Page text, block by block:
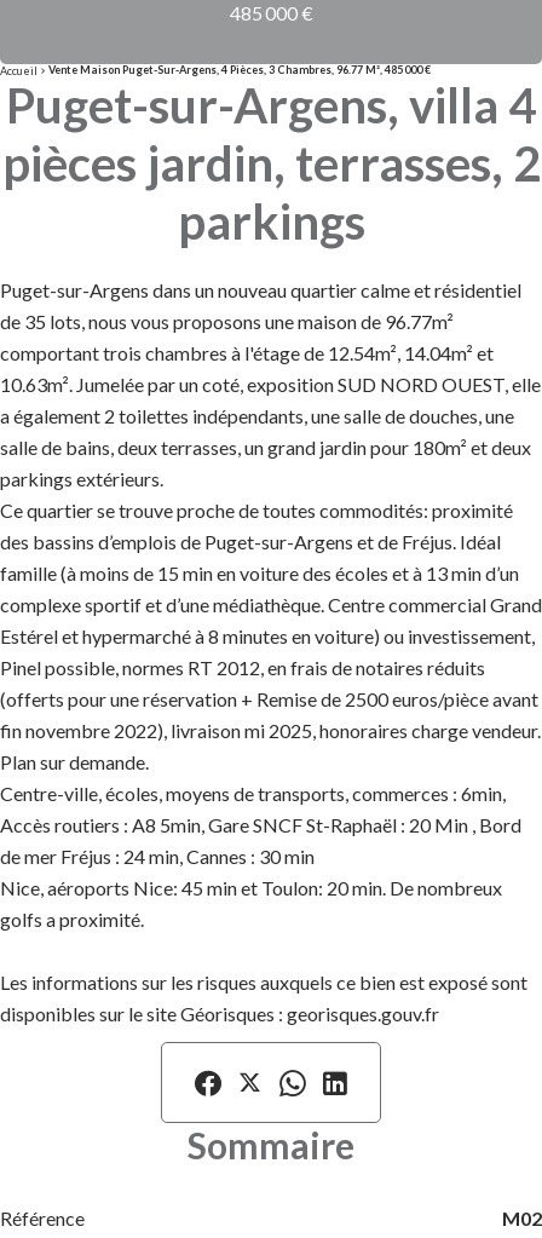
485 000 €
Accueil Vente Maison Puget-Sur-Argens, 4 Pièces, 3 Chambres, 96.77 M², 485 000 €
Puget-sur-Argens, villa 4
pièces jardin, terrasses, 2
parkings
Puget-sur-Argens dans un nouveau quartier calme et résidentiel
de 35 lots, nous vous proposons une maison de 96.77m²
comportant trois chambres à l'étage de 12.54m², 14.04m² et
10.63m². Jumelée par un coté, exposition SUD NORD OUEST, elle
a également 2 toilettes indépendants, une salle de douches, une
salle de bains, deux terrasses, un grand jardin pour 180m² et deux
parkings extérieurs.
Ce quartier se trouve proche de toutes commodités: proximité
des bassins d’emplois de Puget-sur-Argens et de Fréjus. Idéal
famille (à moins de 15 min en voiture des écoles et à 13 min d’un
complexe sportif et d’une médiathèque. Centre commercial Grand
Estérel et hypermarché à 8 minutes en voiture) ou investissement,
Pinel possible, normes RT 2012, en frais de notaires réduits
(offerts pour une réservation + Remise de 2500 euros/pièce avant
fin novembre 2022), livraison mi 2025, honoraires charge vendeur.
Plan sur demande.
Centre-ville, écoles, moyens de transports, commerces : 6min,
Accès routiers : A8 5min, Gare SNCF St-Raphaël : 20 Min , Bord
de mer Fréjus : 24 min, Cannes : 30 min
Nice, aéroports Nice: 45 min et Toulon: 20 min. De nombreux
golfs a proximité.
Les informations sur les risques auxquels ce bien est exposé sont
disponibles sur le site Géorisques : georisques.gouv.fr
Sommaire
Référence M02